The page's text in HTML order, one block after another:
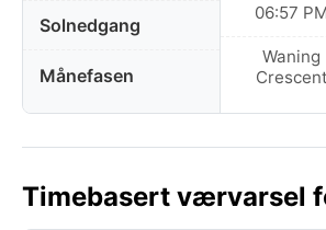
Solnedgang
Månefasen
06:57
Waning
Crescent
Timebasert værvarsel